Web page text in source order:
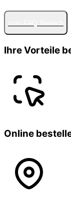
Ihre Vorteile
Online